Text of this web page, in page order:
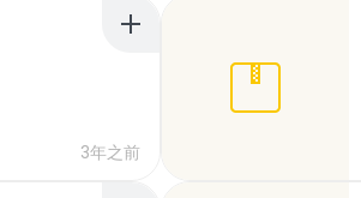
3年之前